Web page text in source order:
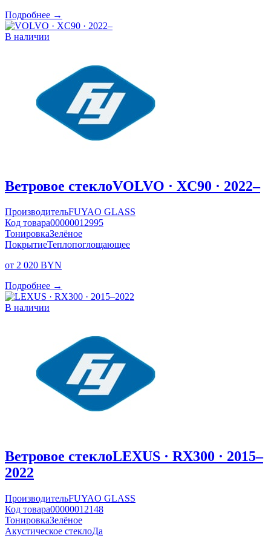
Подробнее →
В наличии
Ветровое стеклоVOLVO · XC90 · 2022–
ПроизводительFUYAO GLASS
Код товара00000012995
ТонировкаЗелёное
ПокрытиеТеплопоглощающее
от 2 020 BYN
Подробнее →
В наличии
Ветровое стеклоLEXUS · RX300 · 2015–
2022
ПроизводительFUYAO GLASS
Код товара00000012148
ТонировкаЗелёное
Акустическое стеклоДа